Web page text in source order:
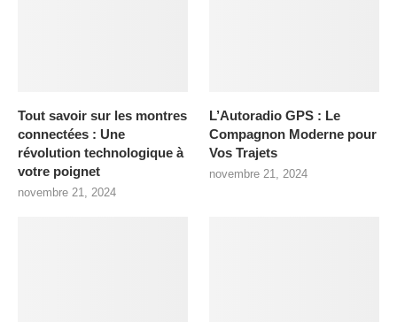
Tout savoir sur les montres
connectées : Une
révolution technologique à
votre poignet
novembre 21, 2024
L’Autoradio GPS : Le
Compagnon Moderne pour
Vos Trajets
novembre 21, 2024